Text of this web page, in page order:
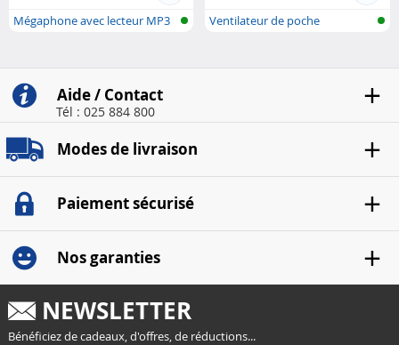
Mégaphone avec lecteur MP3
Ventilateur de poche
Aide / Contact
Tél : 025 884 800
Modes de livraison
Paiement sécurisé
Nos garanties
NEWSLETTER
Bénéficiez de cadeaux, d'offres, de réductions...